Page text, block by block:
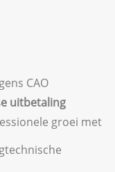
CAO
uitbetaling
groei met